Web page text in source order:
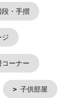
段・手摺
ジ
ーナー
子供部屋